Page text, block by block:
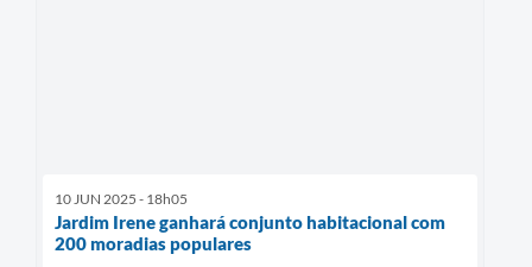
10 JUN 2025 - 18h05
Jardim Irene ganhará conjunto habitacional com
200 moradias populares